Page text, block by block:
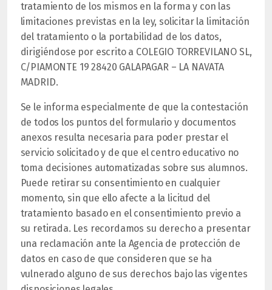
tratamiento de los mismos en la forma y con las
limitaciones previstas en la ley, solicitar la limitación
del tratamiento o la portabilidad de los datos,
dirigiéndose por escrito a COLEGIO TORREVILANO SL,
C/PIAMONTE 19 28420 GALAPAGAR – LA NAVATA
MADRID.
Se le informa especialmente de que la contestación
de todos los puntos del formulario y documentos
anexos resulta necesaria para poder prestar el
servicio solicitado y de que el centro educativo no
toma decisiones automatizadas sobre sus alumnos.
Puede retirar su consentimiento en cualquier
momento, sin que ello afecte a la licitud del
tratamiento basado en el consentimiento previo a
su retirada. Les recordamos su derecho a presentar
una reclamación ante la Agencia de protección de
datos en caso de que consideren que se ha
vulnerado alguno de sus derechos bajo las vigentes